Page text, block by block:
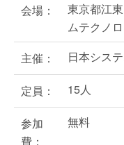
会場：
東京都江
ムテクノ
主催：
日本シス
定員： 15人
参加
費：
無料